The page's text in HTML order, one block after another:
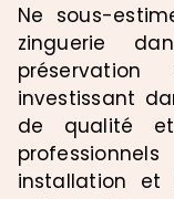
Ne sous-
zinguerie
investissant
de qualité
installation et